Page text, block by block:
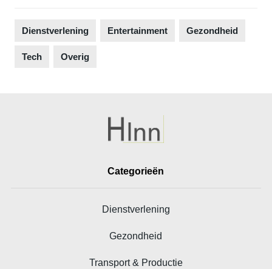
Dienstverlening Entertainment Gezondheid
Tech Overig
Categorieën
Dienstverlening
Gezondheid
Transport & Productie